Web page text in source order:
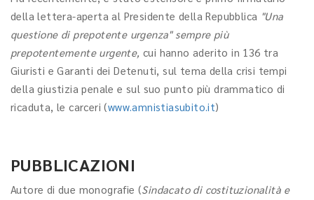
della lettera-aperta al Presidente della Repubblica "Una
questione di prepotente urgenza" sempre più
prepotentemente urgente, cui hanno aderito in 136 tra
Giuristi e Garanti dei Detenuti, sul tema della crisi tempi
della giustizia penale e sul suo punto più drammatico di
ricaduta, le carceri (www.amnistiasubito.it)
PUBBLICAZIONI
Autore di due monografie (Sindacato di costituzionalità e